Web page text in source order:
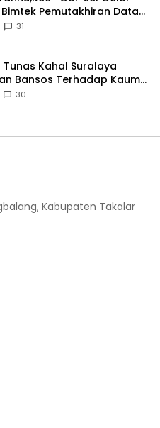
Pemutakhiran Data
31
Kahal Suralaya
Bansos Terhadap Kaum
Yatim-Piatu
30
Kabupaten Takalar